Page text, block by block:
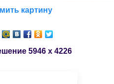
картину
5946 x 4226